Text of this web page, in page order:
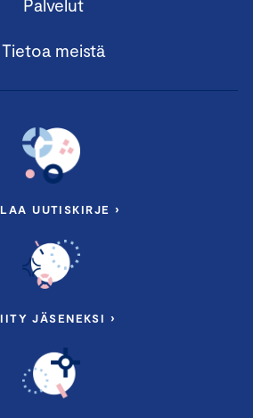
Palvelut
Tietoa meistä
UUTISKIRJE ›
JÄSENEKSI ›